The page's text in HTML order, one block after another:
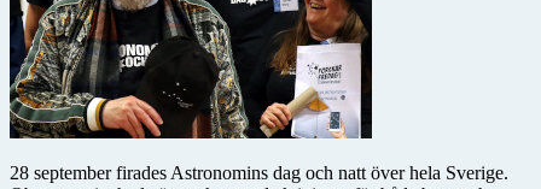
28 september firades Astronomins dag och natt över hela Sverige.